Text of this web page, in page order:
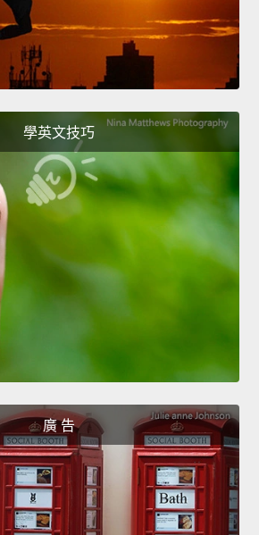
學英文技巧
廣 告